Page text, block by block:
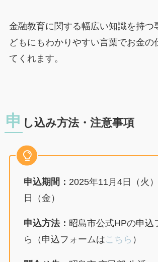
金融教育に関する幅広い知識を持つ
どもにもわかりやすい言葉でお金の
てくれます。
申 し込み方法・注意事項
申込期間： 2025年11月4日（火
日（金）
申込方法： 昭島市公式HPの申込
ら（申込フォームはこちら ）